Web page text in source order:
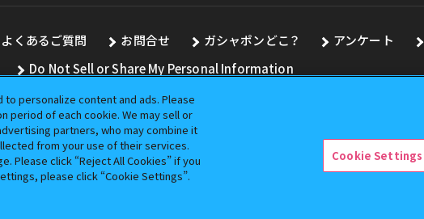
よくあるご質問 お問合せ ガシャポンどこ？ アンケート
Do Not Sell or Share My Personal Information
、文章、データの無断転用、転載をお断りします。
の登録商標です。
personalize content and ads. Please
period of each cookie. We may sell or
partners, who may combine it
from your use of their services.
Please click “Reject All Cookies” if you
please click “Cookie Settings”.
Cookie Settings